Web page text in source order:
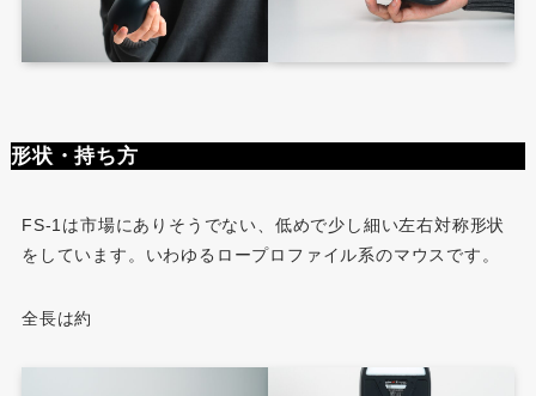
形状・持ち方
FS-1は市場にありそうでない、低めで少し細い左右対称形状
をしています。いわゆるロープロファイル系のマウスです。
全長は約